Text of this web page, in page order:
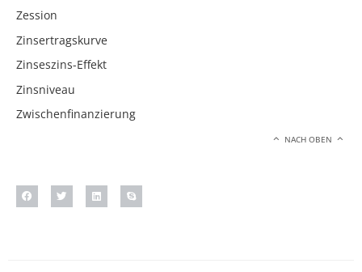
Zession
Zinsertragskurve
Zinseszins-Effekt
Zinsniveau
Zwischenfinanzierung
NACH OBEN